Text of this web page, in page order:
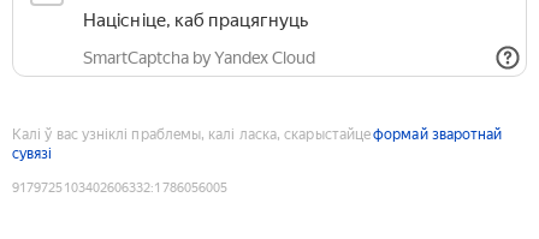
Націсніце, каб працягнуць
SmartCaptcha by Yandex Cloud
Калі ў вас узніклі праблемы, калі ласка, скарыстайцеформай зваротнай
сувязі
9179725103402606332:1786056005